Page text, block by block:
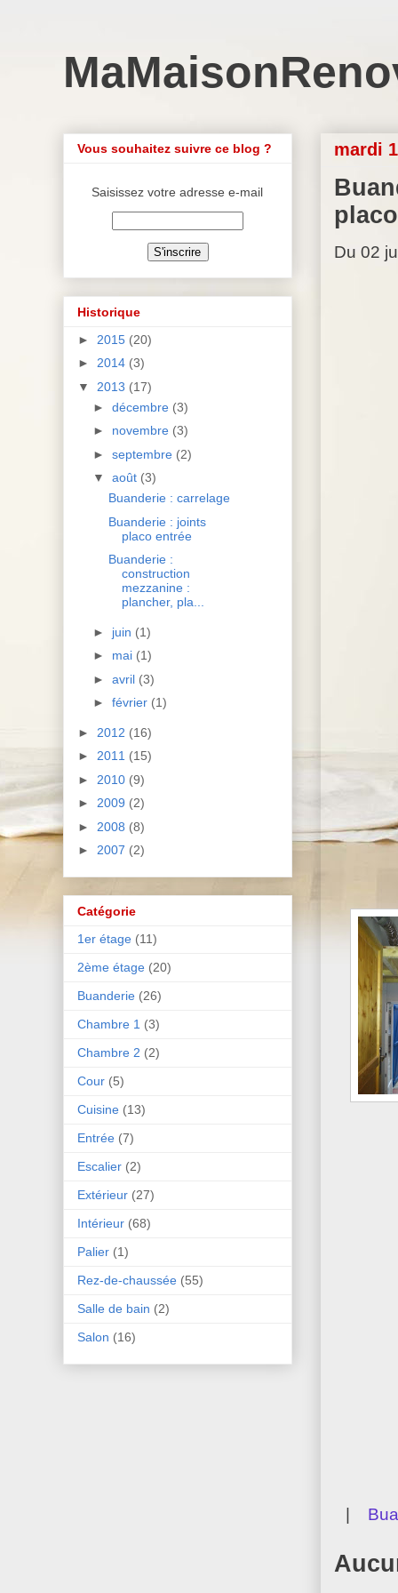
mardi
Du 02
|
Vous souhaitez suivre ce blog ?
Saisissez votre adresse e-mail
Historique
► 2015 (20)
► 2014 (3)
▼ 2013 (17)
► décembre (3)
► novembre (3)
► septembre (2)
▼ août (3)
Buanderie : carrelage
Buanderie : joints
placo entrée
Buanderie :
construction
mezzanine :
plancher, pla...
► juin (1)
► mai (1)
► avril (3)
► février (1)
► 2012 (16)
► 2011 (15)
► 2010 (9)
► 2009 (2)
► 2008 (8)
► 2007 (2)
Catégorie
1er étage (11)
2ème étage (20)
Buanderie (26)
Chambre 1 (3)
Chambre 2 (2)
Cour (5)
Cuisine (13)
Entrée (7)
Escalier (2)
Extérieur (27)
Intérieur (68)
Palier (1)
Rez-de-chaussée (55)
Salle de bain (2)
Salon (16)